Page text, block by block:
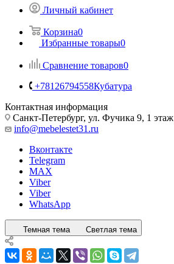
Личный кабинет
Корзина0
Избранные товары0
Сравнение товаров0
+78126794558Кубатура
Контактная информация
Санкт-Петербург, ул. Фучика 9, 1 этаж
info@mebelestet31.ru
Вконтакте
Telegram
MAX
Viber
Viber
WhatsApp
Темная тема Светлая тема